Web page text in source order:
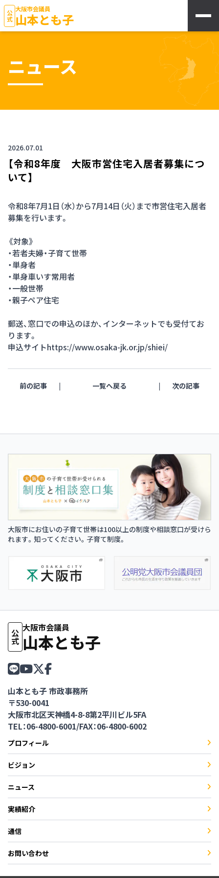
公式
大阪市会議員
山本とも子
ニュース
2026.07.01
【令和8年度 大阪市営住宅入居者募集につ
いて】
令和8年7月1日（水）から7月14日（火）まで市営住宅入居者
募集を行います。
《対象》
・若者夫婦・子育て世帯
・単身者
・単身車いす常用者
・一般世帯
・親子ペア住宅
郵送、窓口での申込のほか、インターネットでも受付てお
ります。
申込サイトhttps://www.osaka-jk.or.jp/shiei/
前の記事 一覧へ戻る 次の記事
大阪市にお住いの子育て世帯は100以上の制度や相談窓口が受けら
れます。知ってください。子育て制度。
公式
大阪市会議員
山本とも子
山本とも子 市政事務所
〒530-0041
大阪市北区天神橋4-8-8第2平川ビル5FA
TEL：06-4800-6001/FAX：06-4800-6002
プロフィール
ビジョン
ニュース
実績紹介
通信
お問い合わせ